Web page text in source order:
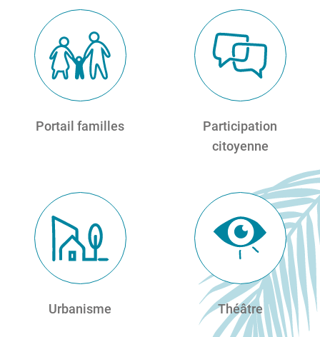
Portail familles
Participation
citoyenne
Urbanisme Théâtre